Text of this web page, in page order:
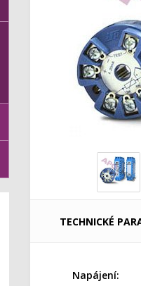
TECHNICKÉ
Napájení: